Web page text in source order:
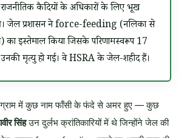
राजनीतिक कैदियों के अधिकारों के लिए भूख
जेल प्रशासन ने force-feeding (नलिका से
का इस्तेमाल किया जिसके परिणामस्वरूप 17
मृत्यु हो गई। वे HSRA के जेल-शहीद हैं।
संग्राम में कुछ नाम फाँसी के फंदे से अमर हुए — कुछ
सिंहउन दुर्लभ क्रांतिकारियों में थे जिन्होंने जेल की